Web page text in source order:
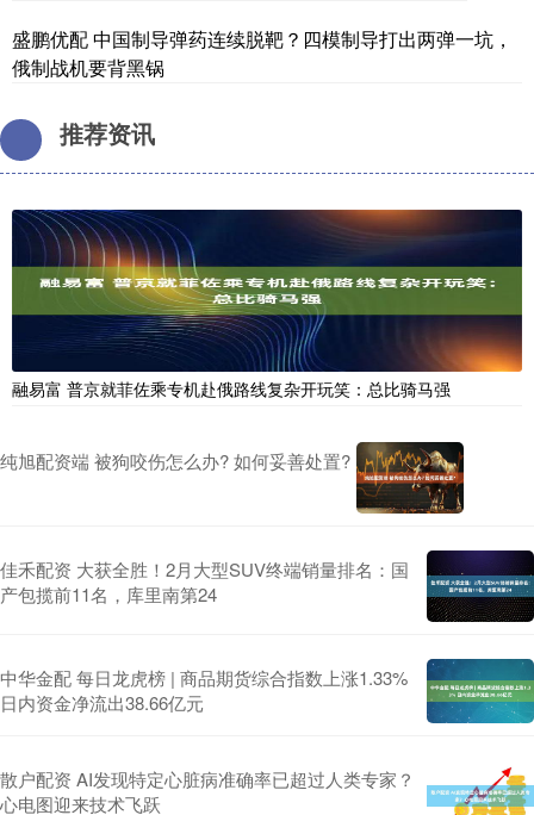
盛鹏优配 中国制导弹药连续脱靶？四模制导打出两弹一坑，
俄制战机要背黑锅
推荐资讯
融易富 普京就菲佐乘专机赴俄路线复杂开玩笑：总比骑马强
纯旭配资端 被狗咬伤怎么办? 如何妥善处置?
佳禾配资 大获全胜！2月大型SUV终端销量排名：国
产包揽前11名，库里南第24
中华金配 每日龙虎榜 | 商品期货综合指数上涨1.33%
日内资金净流出38.66亿元
散户配资 AI发现特定心脏病准确率已超过人类专家？
心电图迎来技术飞跃